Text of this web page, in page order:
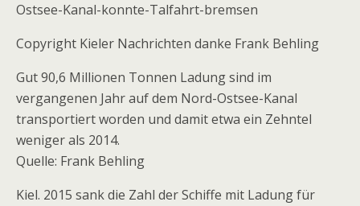
Ostsee-Kanal-konnte-Talfahrt-bremsen
Copyright Kieler Nachrichten danke Frank Behling
Gut 90,6 Millionen Tonnen Ladung sind im
vergangenen Jahr auf dem Nord-Ostsee-Kanal
transportiert worden und damit etwa ein Zehntel
weniger als 2014.
Quelle: Frank Behling
Kiel. 2015 sank die Zahl der Schiffe mit Ladung für